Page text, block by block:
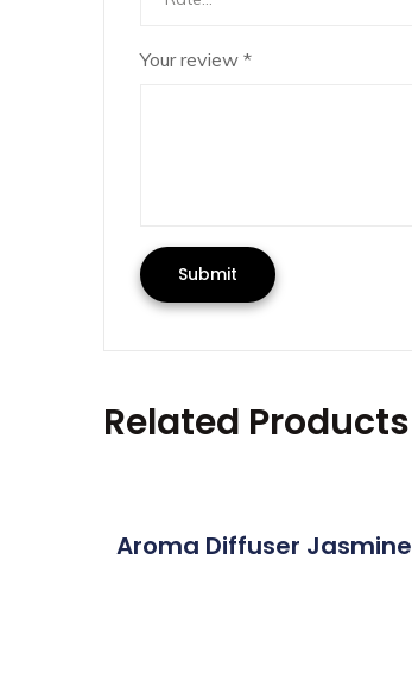
Your review *
Related Products
Aroma Diffuser Jasmine